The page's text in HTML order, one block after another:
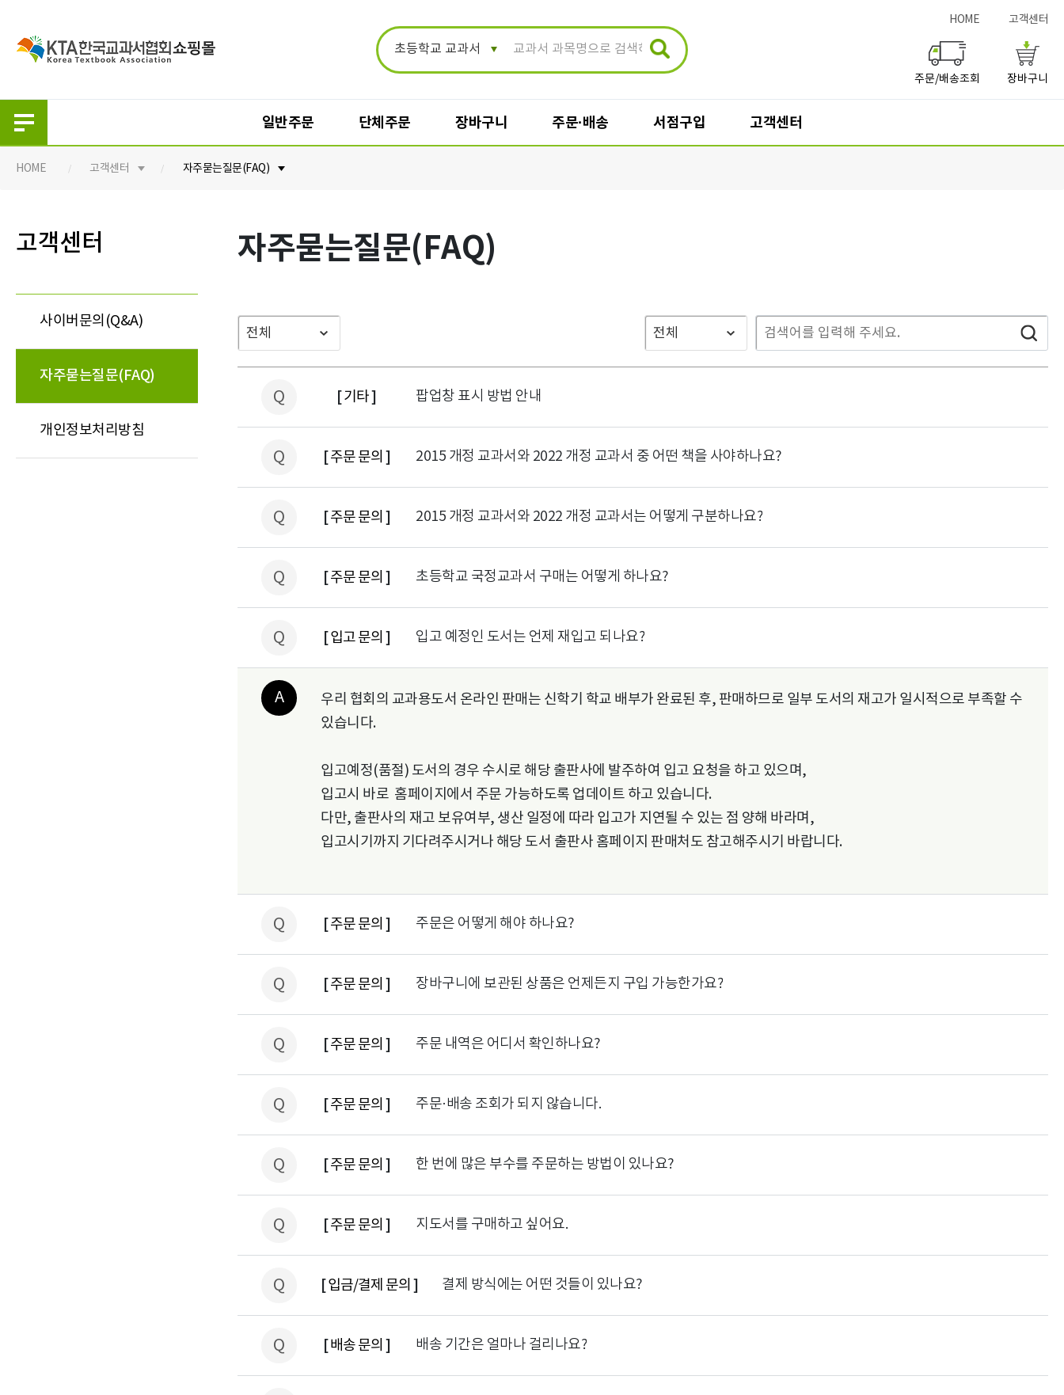
HOME 고객센터
주문/배송조회 장바구니
일반주문 단체주문 장바구니 주문·배송 서점구입 고객센터
구입안내
중등 교과서
고등 교과서
초등 지도서
중등 지도서
고등 지도서
구입안내
초등 교과서
고등 교과서
초등 지도서
고등 지도서
일반 장바구니
단체 장바구니
HOME 고객센터 자주묻는질문(FAQ)
고객센터
사이버문의(Q&A)
자주묻는질문(FAQ)
개인정보처리방침
자주묻는질문(FAQ)
Q [기타] 팝업창 표시 방법 안내
Q [주문 문의 ] 2015 개정 교과서와 2022 개정 교과서 중 어떤 책을 사야하나요?
Q [주문 문의 ] 2015 개정 교과서와 2022 개정 교과서는 어떻게 구분하나요?
Q [주문 문의 ] 초등학교 국정교과서 구매는 어떻게 하나요?
Q [입고 문의 ] 입고 예정인 도서는 언제 재입고 되나요?
A
우리 협회의 교과용도서 온라인 판매는 신학기 학교 배부가 완료된 후, 판매하므로 일부 도서의 재고가 일시적으로 부족할 수
있습니다.
입고예정(품절) 도서의 경우 수시로 해당 출판사에 발주하여 입고 요청을 하고 있으며,
입고시 바로 홈페이지에서 주문 가능하도록 업데이트 하고 있습니다.
다만, 출판사의 재고 보유여부, 생산 일정에 따라 입고가 지연될 수 있는 점 양해 바라며,
입고시기까지 기다려주시거나 해당 도서 출판사 홈페이지 판매처도 참고해주시기 바랍니다.
Q [주문 문의 ] 주문은 어떻게 해야 하나요?
Q [주문 문의 ] 장바구니에 보관된 상품은 언제든지 구입 가능한가요?
Q [주문 문의 ] 주문 내역은 어디서 확인하나요?
Q [주문 문의 ] 주문·배송 조회가 되지 않습니다.
Q [주문 문의 ] 한 번에 많은 부수를 주문하는 방법이 있나요?
Q [주문 문의 ] 지도서를 구매하고 싶어요.
Q [입금/결제 문의 ] 결제 방식에는 어떤 것들이 있나요?
Q [배송 문의 ] 배송 기간은 얼마나 걸리나요?